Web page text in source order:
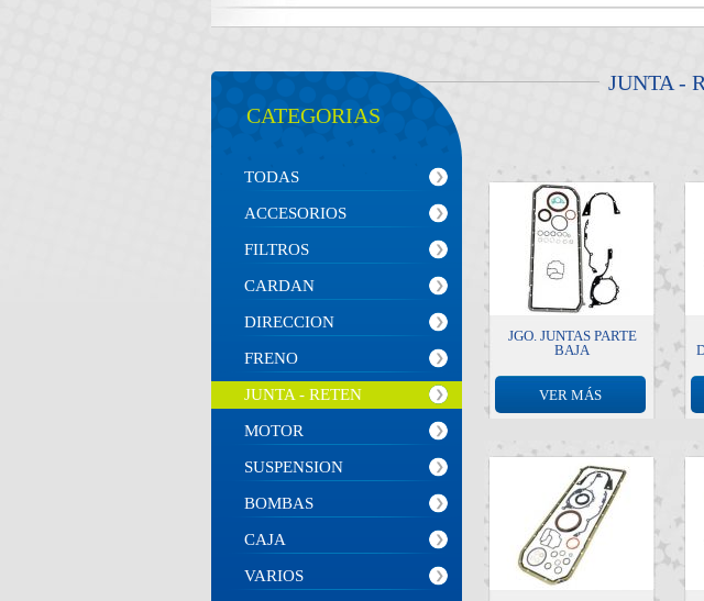
CATEGORIAS
TODAS
ACCESORIOS
FILTROS
CARDAN
DIRECCION
FRENO
JUNTA - RETEN
MOTOR
SUSPENSION
BOMBAS
CAJA
VARIOS
JUNTA -
JGO. JUNTAS PARTE
BAJA
VER MÁS